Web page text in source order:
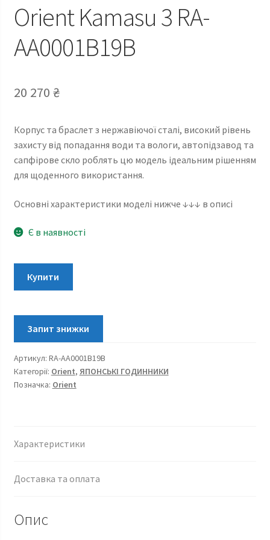
Orient Kamasu 3 RA-
AA0001B19B
20 270 ₴
Корпус та браслет з нержавіючої сталі, високий рівень
захисту від попадання води та вологи, автопідзавод та
сапфірове скло роблять цю модель ідеальним рішенням
для щоденного використання.
Основні характеристики моделі нижче ↓↓↓ в описі
Є в наявності
Kamasu
RA-
AA0001B19B
кількість
Купити
Артикул: RA-AA0001B19B
Категорії: Orient, ЯПОНСЬКІ ГОДИННИКИ
Позначка: Orient
Характеристики
Доставка та оплата
Опис